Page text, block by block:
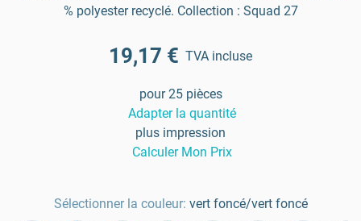
% polyester recyclé. Collection : Squad 27
19,17 € TVA incluse
pour 25 pièces
Adapter la quantité
plus impression
Calculer Mon Prix
Sélectionner la couleur: vert foncé/vert foncé